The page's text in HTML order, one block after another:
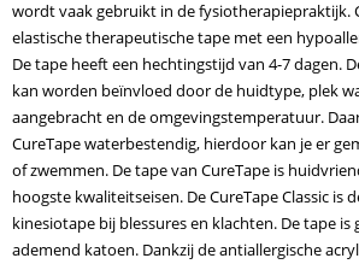
wordt vaak gebruikt in de fysiotherapiepraktijk.
elastische therapeutische tape met een
De tape heeft een hechtingstijd van 4-7 dagen.
kan worden beïnvloed door de huidtype, plek
aangebracht en de omgevingstemperatuur.
CureTape waterbestendig, hierdoor kan je er
of zwemmen. De tape van CureTape is
hoogste kwaliteitseisen. De CureTape Classic is
kinesiotape bij blessures en klachten. De tape is
ademend katoen. Dankzij de antiallergische